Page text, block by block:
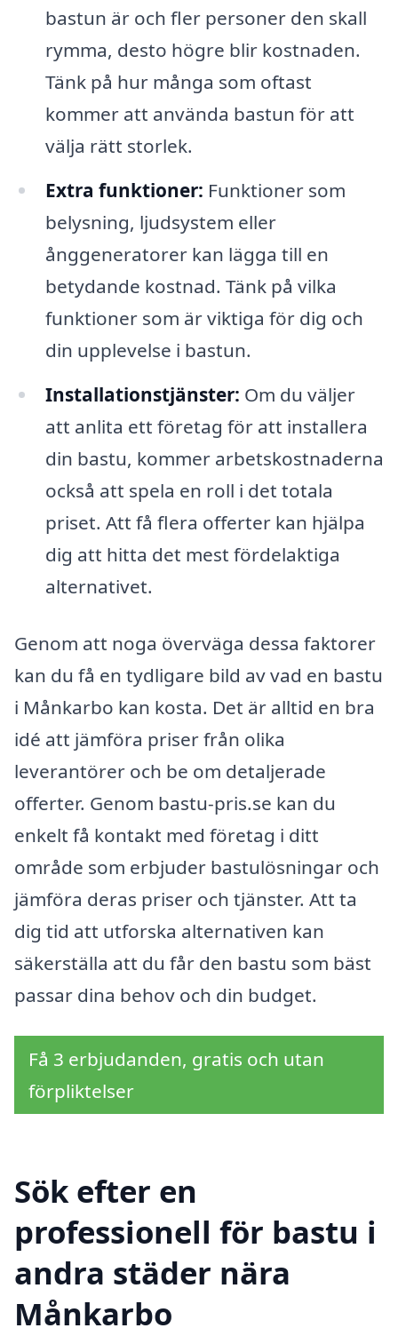
bastun är och fler personer den skall
rymma, desto högre blir kostnaden.
Tänk på hur många som oftast
kommer att använda bastun för att
välja rätt storlek.
Extra funktioner: Funktioner som
belysning, ljudsystem eller
ånggeneratorer kan lägga till en
betydande kostnad. Tänk på vilka
funktioner som är viktiga för dig och
din upplevelse i bastun.
Installationstjänster: Om du väljer
att anlita ett företag för att installera
din bastu, kommer arbetskostnaderna
också att spela en roll i det totala
priset. Att få flera offerter kan hjälpa
dig att hitta det mest fördelaktiga
alternativet.
Genom att noga överväga dessa faktorer
kan du få en tydligare bild av vad en bastu
i Månkarbo kan kosta. Det är alltid en bra
idé att jämföra priser från olika
leverantörer och be om detaljerade
offerter. Genom bastu-pris.se kan du
enkelt få kontakt med företag i ditt
område som erbjuder bastulösningar och
jämföra deras priser och tjänster. Att ta
dig tid att utforska alternativen kan
säkerställa att du får den bastu som bäst
passar dina behov och din budget.
Få 3 erbjudanden, gratis och utan
förpliktelser
Sök efter en
professionell för bastu i
andra städer nära
Månkarbo